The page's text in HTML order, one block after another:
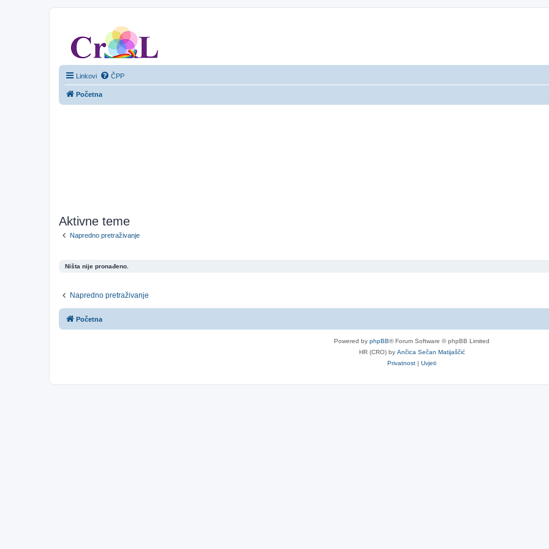
Linkovi ČPP
Početna
Aktivne teme
Napredno pretraživanje
Ništa nije pronađeno.
Napredno pretraživanje
Početna
Powered by phpBB® Forum Software © phpBB Limited
HR (CRO) by Ančica Sečan Matijaščić
Privatnost | Uvjeti